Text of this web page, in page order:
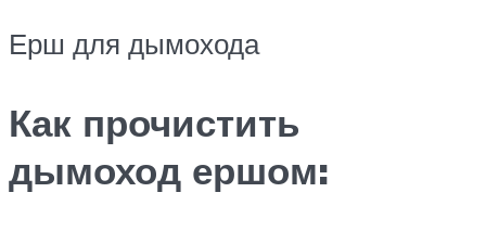
Ерш для дымохода
Как прочистить
дымоход ершом: